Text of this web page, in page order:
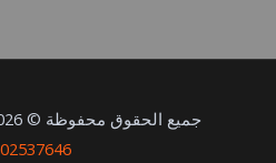
جميع الحقوق محفوظة © 2026 معلم دهانات جده -